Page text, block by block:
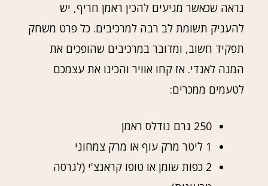
נראה שכאשר מגיעים להכין ראמן חריף, יש
להעניק תשומת לב רבה למרכיבים. כל פרט משחק
תפקיד חשוב, ומדובר במרכיבים שהופכים את
המנה לאגדי. אז קחו אוויר והכינו את עצמכם
לטעמים ממכרים:
250 גרם נודלס ראמן
1 ליטר מרק עוף או מרק צמחוני
2 כפות שומן או טופו קראנצ'י (לגרסה